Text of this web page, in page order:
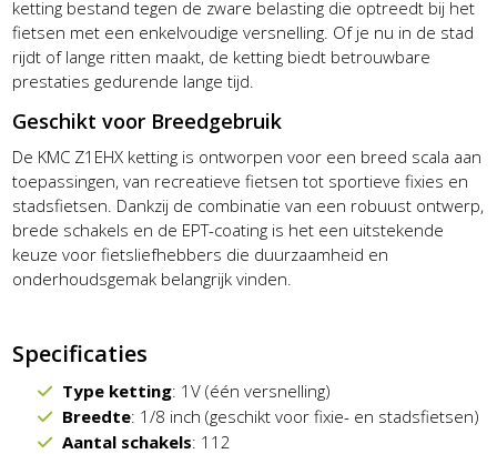
ketting bestand tegen de zware belasting die optreedt bij het
fietsen met een enkelvoudige versnelling. Of je nu in de stad
rijdt of lange ritten maakt, de ketting biedt betrouwbare
prestaties gedurende lange tijd.
Geschikt voor Breedgebruik
De KMC Z1EHX ketting is ontworpen voor een breed scala aan
toepassingen, van recreatieve fietsen tot sportieve fixies en
stadsfietsen. Dankzij de combinatie van een robuust ontwerp,
brede schakels en de EPT-coating is het een uitstekende
keuze voor fietsliefhebbers die duurzaamheid en
onderhoudsgemak belangrijk vinden.
Specificaties
Type ketting: 1V (één versnelling)
Breedte: 1/8 inch (geschikt voor fixie- en stadsfietsen)
Aantal schakels: 112